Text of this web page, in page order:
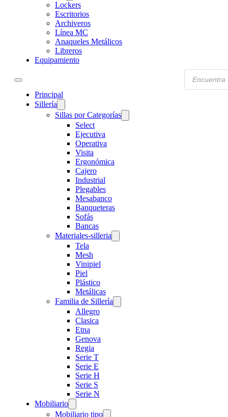
Lockers
Escritorios
Archiveros
Línea MC
Anaqueles Metálicos
Libreros
Equipamiento
Principal
Sillería
Sillas por Categorías
Select
Ejecutiva
Operativa
Visita
Ergonómica
Cajero
Industrial
Plegables
Mesabanco
Banqueteras
Sofás
Bancas
Materiales-silleria
Tela
Mesh
Vinipiel
Piel
Plástico
Metálicas
Familia de Sillería
Allegro
Clasica
Etna
Genova
Regia
Serie T
Serie E
Serie H
Serie S
Serie N
Mobiliario
Mobiliario tipo
Products
search